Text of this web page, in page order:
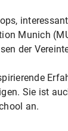
Munich
der
Sie ist
an.